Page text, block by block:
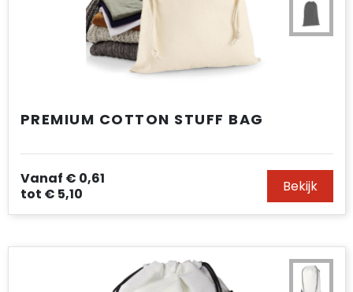
PREMIUM COTTON STUFF BAG
Vanaf € 0,61
tot € 5,10 Bekijk